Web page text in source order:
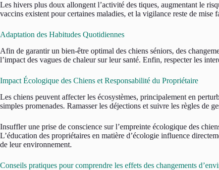
Les hivers plus doux allongent l’activité des tiques, augmentant le
vaccins existent pour certaines maladies, et la vigilance reste de mise
Adaptation des Habitudes Quotidiennes
Afin de garantir un bien-être optimal des chiens séniors, des
l’impact des vagues de chaleur sur leur santé. Enfin, respecter les
Impact Écologique des Chiens et Responsabilité du Propriétaire
Les chiens peuvent affecter les écosystèmes, principalement en
simples promenades. Ramasser les déjections et suivre les règles de
Insuffler une prise de conscience sur l’empreinte écologique des
L’éducation des propriétaires en matière d’écologie influence
de leur environnement.
Conseils pratiques pour comprendre les effets des changements